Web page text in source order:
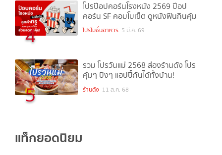
4
โปรป๊อปคอร์นโรงหนัง 2569 ป๊อป
คอร์น SF คอมโบเซ็ต ดูหนังฟินกินคุ้ม
โปรโมชั่นอาหาร 5 มี.ค. 69
5
รวม โปรวันแม่ 2568 ส่องร้านดัง โปร
คุ้มๆ ปังๆ แฮปปี้กันได้ทั้งบ้าน!
ร้านดัง 11 ส.ค. 68
แท็กยอดนิยม